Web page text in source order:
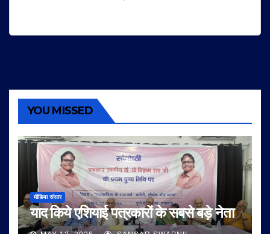
YOU MISSED
मीडिया संसार
याद किये एशियाई पत्रकारों के सबसे बड़े नेता